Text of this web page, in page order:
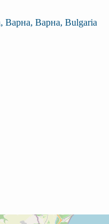
Варна, Варна, Bulgaria